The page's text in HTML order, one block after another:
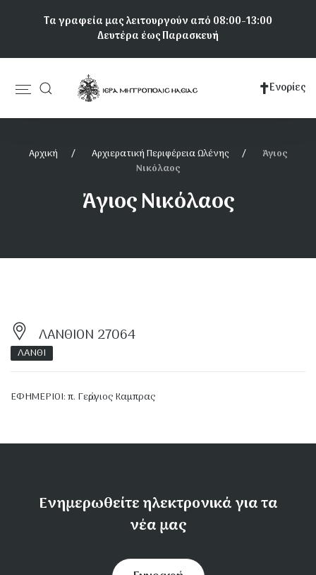
Τα γραφεία μας λειτουργούν από 08:00-13:00
Δευτέρα έως Παρασκευή
Κεντρική
πλοήγηση
Ενορίες
Αρχική Αρχιερατική Περιφέρεια Ωλένης
Άγιος
Νικόλαος
Άγιος Νικόλαος
ΛΑΝΘΙΟΝ 27064
ΛΑΝΘΙ
ΕΦΗΜΕΡΙΟΙ: π. Γεὠργιος Καμπρας
Ενημερωθείτε ηλεκτρονικά για τα
νέα μας